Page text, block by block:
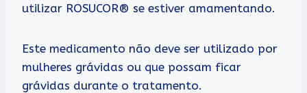
utilizar ROSUCOR® se estiver amamentando.
Este medicamento não deve ser utilizado por
mulheres grávidas ou que possam ficar
grávidas durante o tratamento.